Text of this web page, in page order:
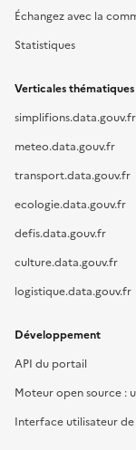
Échangez avec la
Statistiques
Verticales thématiques
simplifions.data.gouv.fr
meteo.data.gouv.fr
transport.data.gouv.fr
ecologie.data.gouv.fr
defis.data.gouv.fr
culture.data.gouv.fr
logistique.data.gouv.fr
Développement
API du portail
Moteur open source :
Interface utilisateur